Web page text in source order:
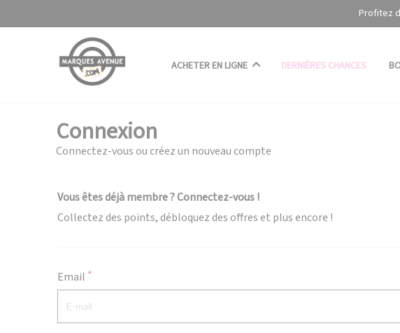
Profitez
ACHETER EN LIGNE DERNIÈRES CHANCES
Connexion
Connectez-vous ou créez un nouveau compte
Vous êtes déjà membre ? Connectez-vous !
Collectez des points, débloquez des offres et plus encore !
Email